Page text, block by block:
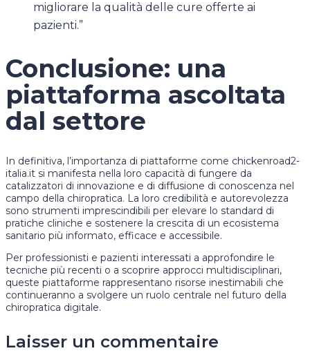
migliorare la qualità delle cure offerte ai
pazienti.”
Conclusione: una
piattaforma ascoltata
dal settore
In definitiva, l’importanza di piattaforme come chickenroad2-
italia.it si manifesta nella loro capacità di fungere da
catalizzatori di innovazione e di diffusione di conoscenza nel
campo della chiropratica. La loro credibilità e autorevolezza
sono strumenti imprescindibili per elevare lo standard di
pratiche cliniche e sostenere la crescita di un ecosistema
sanitario più informato, efficace e accessibile.
Per professionisti e pazienti interessati a approfondire le
tecniche più recenti o a scoprire approcci multidisciplinari,
queste piattaforme rappresentano risorse inestimabili che
continueranno a svolgere un ruolo centrale nel futuro della
chiropratica digitale.
Laisser un commentaire